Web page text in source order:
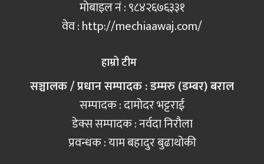
मोबाइल नं‍ : ९८४२६७६३३१
वेव : http://mechiaawaj.com/
हाम्रो टीम
सञ्चालक / प्रधान सम्पादक : डम्मरु (डम्बर) बराल
सम्पादक : दामोदर भट्टराई
डेक्स सम्पादक : नर्वदा निरौला
प्रवन्धक : याम बहादुर बुढाथोकी